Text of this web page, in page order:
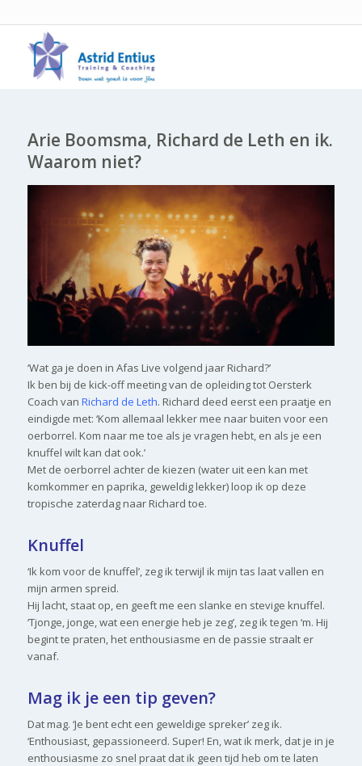
Arie Boomsma, Richard de Leth en ik.
Waarom niet?
‘Wat ga je doen in Afas Live volgend jaar Richard?’
Ik ben bij de kick-off meeting van de opleiding tot Oersterk
Coach van Richard de Leth. Richard deed eerst een praatje en
eindigde met: ‘Kom allemaal lekker mee naar buiten voor een
oerborrel. Kom naar me toe als je vragen hebt, en als je een
knuffel wilt kan dat ook.’
Met de oerborrel achter de kiezen (water uit een kan met
komkommer en paprika, geweldig lekker) loop ik op deze
tropische zaterdag naar Richard toe.
Knuffel
‘Ik kom voor de knuffel’, zeg ik terwijl ik mijn tas laat vallen en
mijn armen spreid.
Hij lacht, staat op, en geeft me een slanke en stevige knuffel.
‘Tjonge, jonge, wat een energie heb je zeg’, zeg ik tegen ‘m. Hij
begint te praten, het enthousiasme en de passie straalt er
vanaf.
Mag ik je een tip geven?
Dat mag. ‘Je bent echt een geweldige spreker’ zeg ik.
‘Enthousiast, gepassioneerd. Super! En, wat ik merk, dat je in je
enthousiasme zo snel praat dat ik geen tijd heb om te laten